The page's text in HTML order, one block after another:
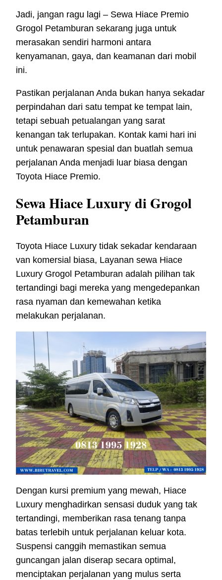
Jadi, jangan ragu lagi – Sewa Hiace Premio
Grogol Petamburan sekarang juga untuk
merasakan sendiri harmoni antara
kenyamanan, gaya, dan keamanan dari mobil
ini.
Pastikan perjalanan Anda bukan hanya sekadar
perpindahan dari satu tempat ke tempat lain,
tetapi sebuah petualangan yang sarat
kenangan tak terlupakan. Kontak kami hari ini
untuk penawaran spesial dan buatlah semua
perjalanan Anda menjadi luar biasa dengan
Toyota Hiace Premio.
Sewa Hiace Luxury di Grogol
Petamburan
Toyota Hiace Luxury tidak sekadar kendaraan
van komersial biasa, Layanan sewa Hiace
Luxury Grogol Petamburan adalah pilihan tak
tertandingi bagi mereka yang mengedepankan
rasa nyaman dan kemewahan ketika
melakukan perjalanan.
Dengan kursi premium yang mewah, Hiace
Luxury menghadirkan sensasi duduk yang tak
tertandingi, memberikan rasa tenang tanpa
batas terlebih untuk perjalanan keluar kota.
Suspensi canggih memastikan semua
guncangan jalan diserap secara optimal,
menciptakan perjalanan yang mulus serta